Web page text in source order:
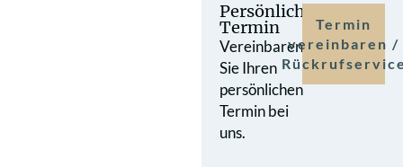
Persönlicher
Termin
Vereinbaren
Sie Ihren
persönlichen
Termin bei
uns.
Termin
vereinbaren /